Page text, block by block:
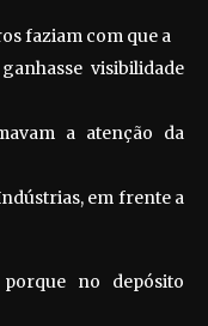
faziam com que a
visibilidade
a atenção da
em frente a
no depósito